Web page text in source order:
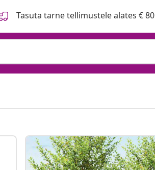
Tasuta tarne tellimustele alates € 80